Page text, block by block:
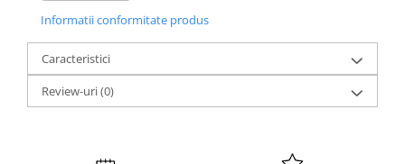
Cadoul ideal pentru fanii
Frozen
decorativ, usor de transportat si depozitat. Este alegerea
perfecta pentru zile de nastere sau surprize speciale pentru
Informatii conformitate produs
Caracteristici
Review-uri(0)